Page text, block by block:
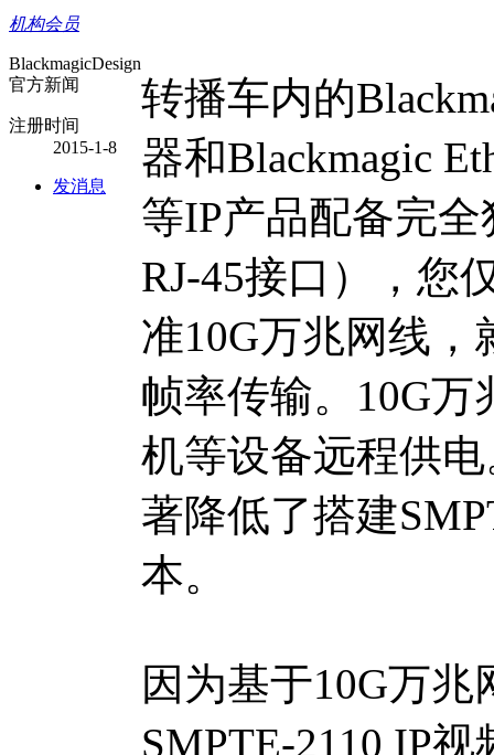
机构会员
BlackmagicDesign
官方新闻
注册时间
2015-1-8
发消息
转播车内的
器和Blackmagic
等IP产品配备完
RJ-45接口），您
准10G万兆网线
帧率传输。10G
机等设备远程供
著降低了搭建
本。
因为基于10G万兆
SMPTE‑2110 IP